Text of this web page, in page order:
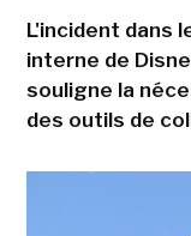
L'incident dans
interne de
souligne la
des outils de